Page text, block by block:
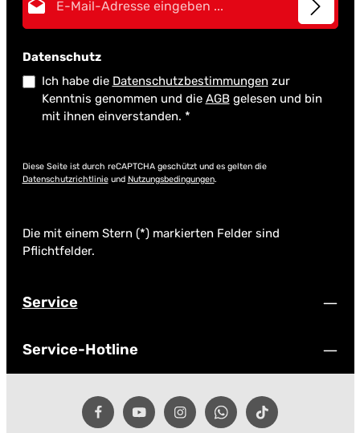
Datenschutz
Ich habe die Datenschutzbestimmungen zur
Kenntnis genommen und die AGBgelesen und bin
mit ihnen einverstanden. *
Diese Seite ist durch reCAPTCHA geschützt und es gelten die
Datenschutzrichtlinieund Nutzungsbedingungen.
Die mit einem Stern (*) markierten Felder sind
Pflichtfelder.
Service
Service-Hotline